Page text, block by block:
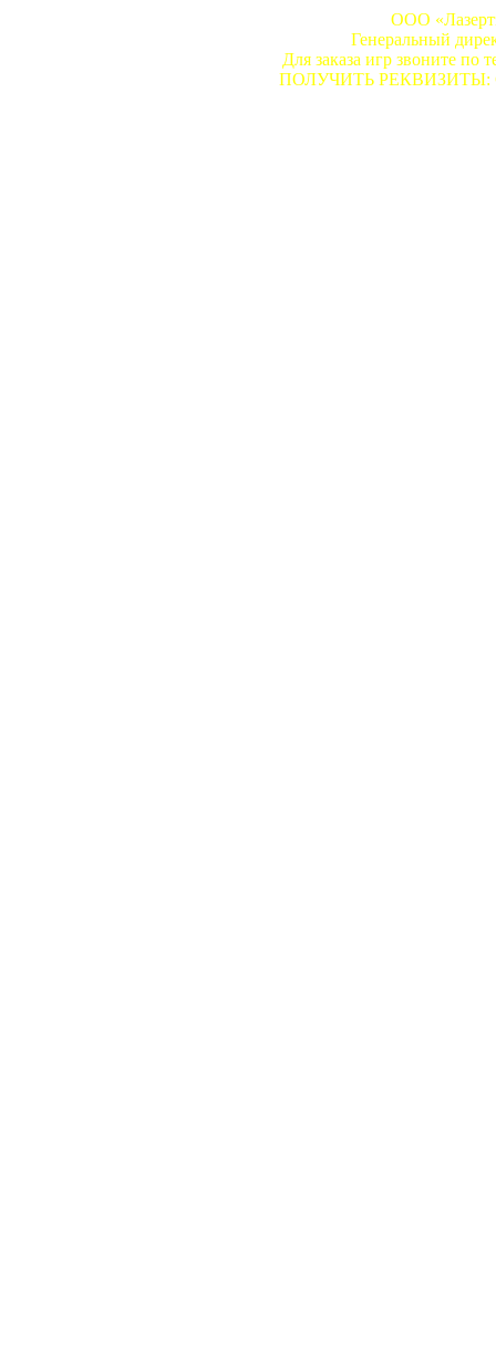
ООО
Генеральный
Для заказа игр звоните по
ПОЛУЧИТЬ РЕКВИЗИТЫ: